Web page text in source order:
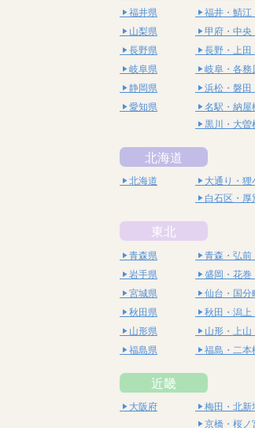
福井県
福井・鯖江
山梨県
甲府・中央
長野県
長野・上田
岐阜県
岐阜・各務
静岡県
浜松・磐田
愛知県
名駅・納屋
黒川・大曽
北海道
北海道 大通り・狸
白石区・厚
東北
青森県 青森・弘前
岩手県
盛岡・花巻
宮城県
仙台・国分
秋田県
秋田・潟上
山形県
山形・上山
福島県
福島・二本
近畿
大阪府 梅田・北新
京橋・桜ノ